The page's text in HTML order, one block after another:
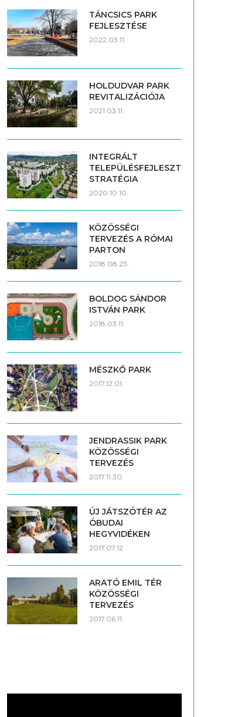
TÁNCSICS PARK
FEJLESZTÉSE
2022.03.11.
HOLDUDVAR PARK
REVITALIZÁCIÓJA
2021.03.11.
INTEGRÁLT
TELEPÜLÉSFEJLESZTÉSI
STRATÉGIA
2020.10.10.
KÖZÖSSÉGI
TERVEZÉS A RÓMAI
PARTON
2018.08.23.
BOLDOG SÁNDOR
ISTVÁN PARK
2018.03.11.
MÉSZKŐ PARK
2017.12.01.
JENDRASSIK PARK
KÖZÖSSÉGI
TERVEZÉS
2017.11.30.
ÚJ JÁTSZÓTÉR AZ
ÓBUDAI
HEGYVIDÉKEN
2017.07.12.
ARATÓ EMIL TÉR
KÖZÖSSÉGI
TERVEZÉS
2017.06.11.